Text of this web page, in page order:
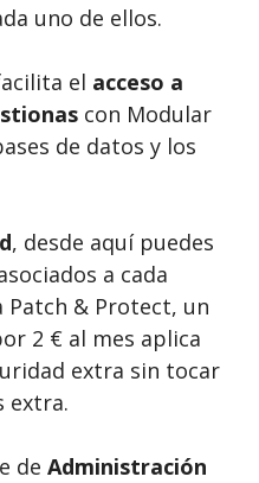
uno de ellos.
el acceso a
con Modular
de datos y los
, desde aquí puedes
a cada
Patch & Protect, un
2 € al mes aplica
extra sin tocar
extra.
de Administración